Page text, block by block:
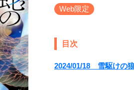
Web限定
目次
2024/01/18 雪駆けの